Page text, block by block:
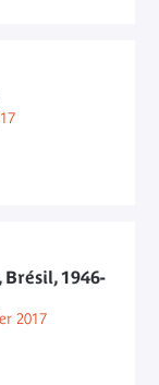
1946-
2017